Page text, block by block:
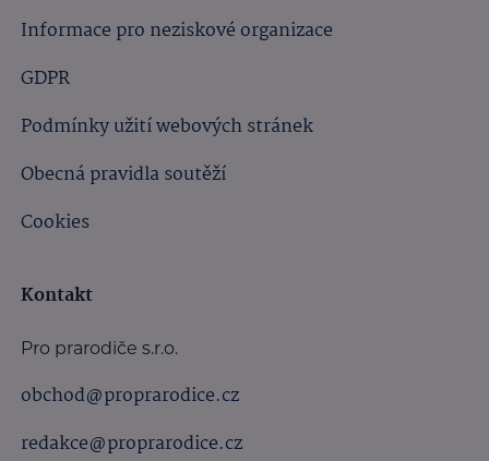
Informace pro neziskové organizace
GDPR
Podmínky užití webových stránek
Obecná pravidla soutěží
Cookies
Kontakt
Pro prarodiče s.r.o.
obchod@proprarodice.cz
redakce@proprarodice.cz